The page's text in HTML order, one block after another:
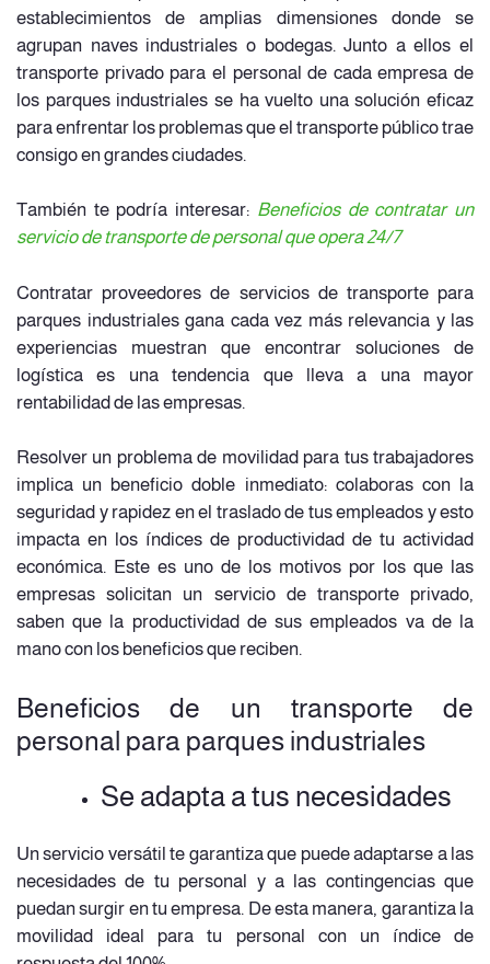
establecimientos de amplias dimensiones donde se
agrupan naves industriales o bodegas. Junto a ellos el
transporte privado para el personal de cada empresa de
los parques industriales se ha vuelto una solución eficaz
para enfrentar los problemas que el transporte público trae
consigo en grandes ciudades.
También te podría interesar: Beneficios de contratar un
servicio de transporte de personal que opera 24/7
Contratar proveedores de servicios de transporte para
parques industriales gana cada vez más relevancia y las
experiencias muestran que encontrar soluciones de
logística es una tendencia que lleva a una mayor
rentabilidad de las empresas.
Resolver un problema de movilidad para tus trabajadores
implica un beneficio doble inmediato: colaboras con la
seguridad y rapidez en el traslado de tus empleados y esto
impacta en los índices de productividad de tu actividad
económica. Este es uno de los motivos por los que las
empresas solicitan un servicio de transporte privado,
saben que la productividad de sus empleados va de la
mano con los beneficios que reciben.
Beneficios de un transporte de
personal para parques industriales
Se adapta a tus necesidades
Un servicio versátil te garantiza que puede adaptarse a las
necesidades de tu personal y a las contingencias que
puedan surgir en tu empresa. De esta manera, garantiza la
movilidad ideal para tu personal con un índice de